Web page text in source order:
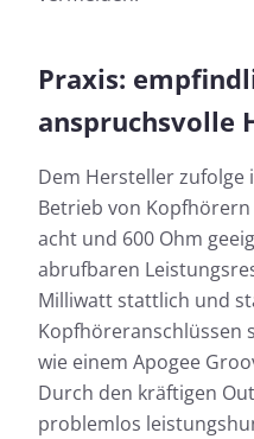
Praxis:
anspruchsvolle
Dem Hersteller zufolge
Betrieb von
acht und 600 Ohm
abrufbaren
Milliwatt stattlich und
Kopfhöreranschlüssen
wie einem Apogee
Durch den kräftigen
problemlos